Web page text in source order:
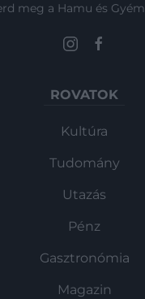
meg a Hamu és
ROVATOK
Kultúra
Tudomány
Utazás
Pénz
Gasztronómia
Magazin